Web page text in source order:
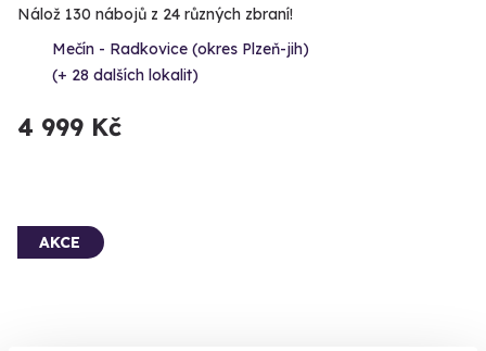
Nálož 130 nábojů z 24 různých zbraní!
Mečín - Radkovice (okres Plzeň-jih)
(+ 28 dalších lokalit)
4 999 Kč
AKCE